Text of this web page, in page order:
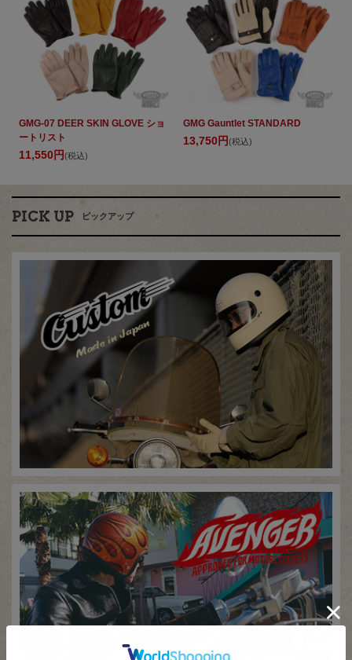
PICK UP ピックアップ
GMG-07 DEER SKIN GLOVE ショ
ートリスト
11,550円(税込)
GMG Gauntlet STANDARD
13,750円(税込)